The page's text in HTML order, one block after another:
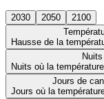
2030 2050
2100
Hausse de la
Nuits où la
Jours de
Jours où la